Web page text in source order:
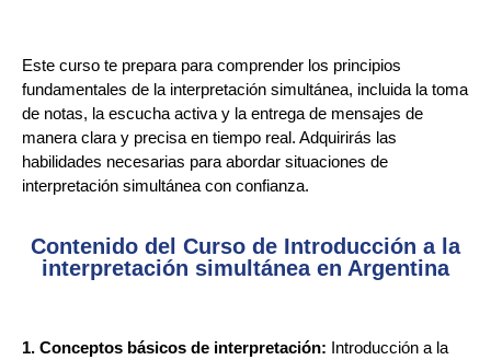
Este curso te prepara para comprender los principios
fundamentales de la interpretación simultánea, incluida la toma
de notas, la escucha activa y la entrega de mensajes de
manera clara y precisa en tiempo real. Adquirirás las
habilidades necesarias para abordar situaciones de
interpretación simultánea con confianza.
Contenido del Curso de Introducción a la
interpretación simultánea en Argentina
1. Conceptos básicos de interpretación: Introducción a la